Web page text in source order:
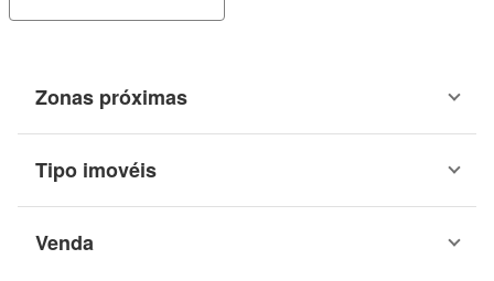
Zonas próximas
Tipo imovéis
Venda